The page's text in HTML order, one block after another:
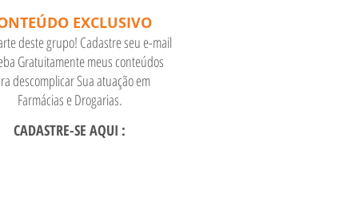
EXCLUSIVO
deste grupo! Cadastre seu e-mail
Gratuitamente meus conteúdos
descomplicar Sua atuação em
Farmácias e Drogarias.
CADASTRE-SE AQUI :